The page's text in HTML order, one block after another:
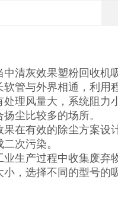
清灰效果塑粉回收
管与外界相通，利用
理风量大，系统阻
尘比较多的场所。
在有效的除尘方案
次污染。
生产过程中收集废弃
，选择不同的型号的